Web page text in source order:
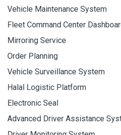
Vehicle Maintenance System
Fleet Command Center
Mirroring Service
Order Planning
Vehicle Surveillance System
Halal Logistic Platform
Electronic Seal
Advanced Driver Assistance